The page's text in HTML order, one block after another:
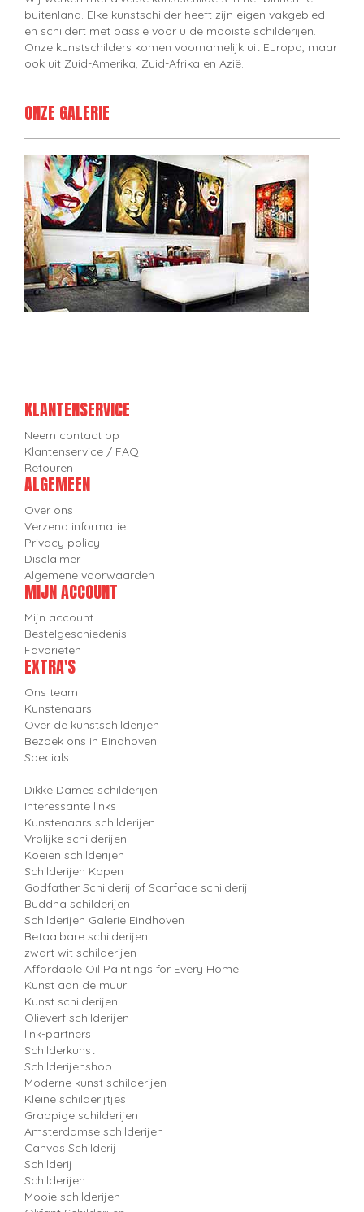
buitenland. Elke kunstschilder heeft zijn eigen vakgebied
en schildert met passie voor u de mooiste schilderijen.
Onze kunstschilders komen voornamelijk uit Europa, maar
ook uit Zuid-Amerika, Zuid-Afrika en Azië.
ONZE GALERIE
KLANTENSERVICE
Neem contact op
Klantenservice / FAQ
Retouren
ALGEMEEN
Over ons
Verzend informatie
Privacy policy
Disclaimer
Algemene voorwaarden
MIJN ACCOUNT
Mijn account
Bestelgeschiedenis
Favorieten
EXTRA'S
Ons team
Kunstenaars
Over de kunstschilderijen
Bezoek ons in Eindhoven
Specials
Dikke Dames schilderijen
Interessante links
Kunstenaars schilderijen
Vrolijke schilderijen
Koeien schilderijen
Schilderijen Kopen
Godfather Schilderij of Scarface schilderij
Buddha schilderijen
Schilderijen Galerie Eindhoven
Betaalbare schilderijen
zwart wit schilderijen
Affordable Oil Paintings for Every Home
Kunst aan de muur
Kunst schilderijen
Olieverf schilderijen
link-partners
Schilderkunst
Schilderijenshop
Moderne kunst schilderijen
Kleine schilderijtjes
Grappige schilderijen
Amsterdamse schilderijen
Canvas Schilderij
Schilderij
Schilderijen
Mooie schilderijen